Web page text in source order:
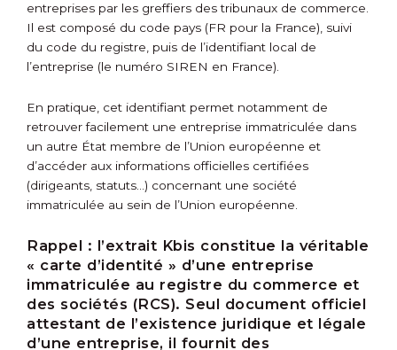
entreprises par les greffiers des tribunaux de commerce.
Il est composé du code pays (FR pour la France), suivi
du code du registre, puis de l’identifiant local de
l’entreprise (le numéro SIREN en France).
En pratique, cet identifiant permet notamment de
retrouver facilement une entreprise immatriculée dans
un autre État membre de l’Union européenne et
d’accéder aux informations officielles certifiées
(dirigeants, statuts…) concernant une société
immatriculée au sein de l’Union européenne.
Rappel : l’extrait Kbis constitue la véritable
« carte d’identité » d’une entreprise
immatriculée au registre du commerce et
des sociétés (RCS). Seul document officiel
attestant de l’existence juridique et légale
d’une entreprise, il fournit des